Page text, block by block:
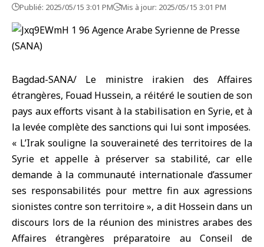
Publié: 2025/05/15 3:01 PM Mis à jour: 2025/05/15 3:01 PM
Bagdad-SANA/ Le ministre irakien des Affaires
étrangères, Fouad Hussein, a réitéré le soutien de son
pays aux efforts visant à la stabilisation en Syrie, et à
la levée complète des sanctions qui lui sont imposées.
« L’Irak souligne la souveraineté des territoires de la
Syrie et appelle à préserver sa stabilité, car elle
demande à la communauté internationale d’assumer
ses responsabilités pour mettre fin aux agressions
sionistes contre son territoire », a dit Hossein dans un
discours lors de la réunion des ministres arabes des
Affaires étrangères préparatoire au Conseil de